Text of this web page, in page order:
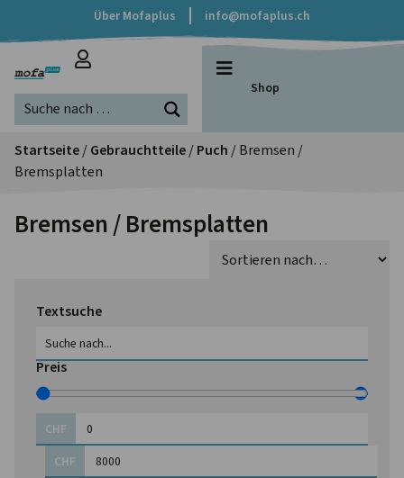
Über Mofaplus info@mofaplus.ch
Shop
Startseite/Gebrauchtteile/Puch / Bremsen /
Bremsplatten
Bremsen / Bremsplatten
Textsuche
Preis
CHF
CHF